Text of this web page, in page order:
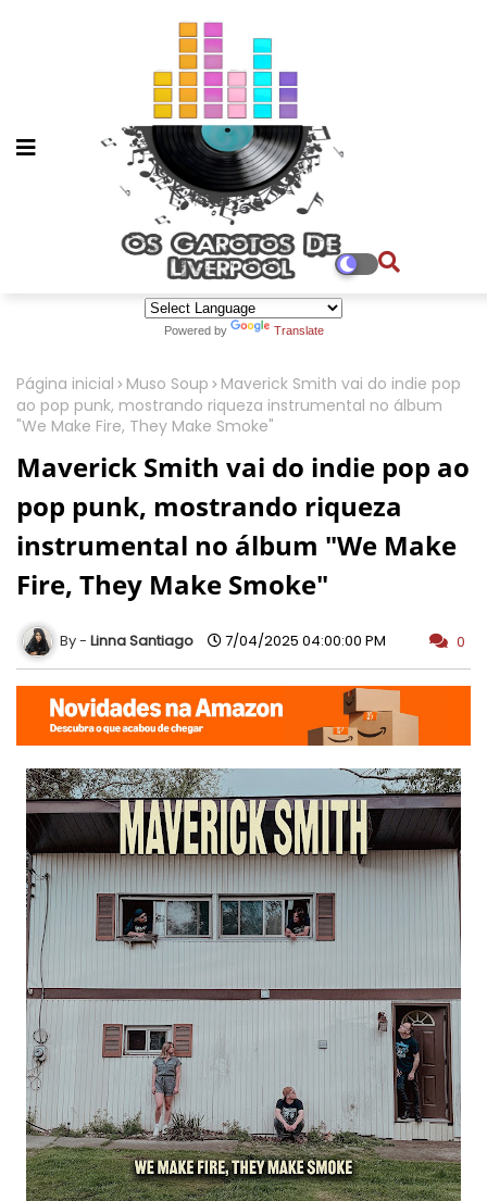
Powered by Translate
Página inicial Muso Soup
Maverick Smith vai do indie pop
ao pop punk, mostrando riqueza instrumental no álbum
"We Make Fire, They Make Smoke"
Maverick Smith vai do indie pop ao
pop punk, mostrando riqueza
instrumental no álbum "We Make
Fire, They Make Smoke"
Linna Santiago 7/04/2025 04:00:00 PM 0